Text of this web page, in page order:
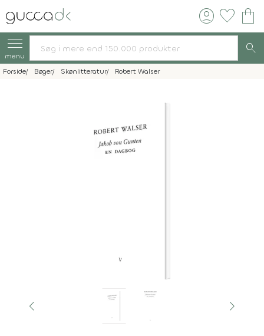
account_circle favorite shopping_bag
menu search
Forside Bøger Skønlitteratur Robert Walser